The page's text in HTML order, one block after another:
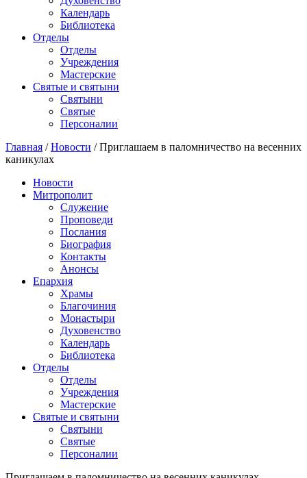
Календарь
Библиотека
Отделы
Отделы
Учреждения
Мастерские
Святые и святыни
Cвятыни
Cвятые
Персоналии
Главная /Новости /Приглашаем в паломничество на весенних
каникулах
Новости
Митрополит
Служение
Проповеди
Послания
Биография
Контакты
Анонсы
Епархия
Храмы
Благочиния
Монастыри
Духовенство
Календарь
Библиотека
Отделы
Отделы
Учреждения
Мастерские
Святые и святыни
Cвятыни
Cвятые
Персоналии